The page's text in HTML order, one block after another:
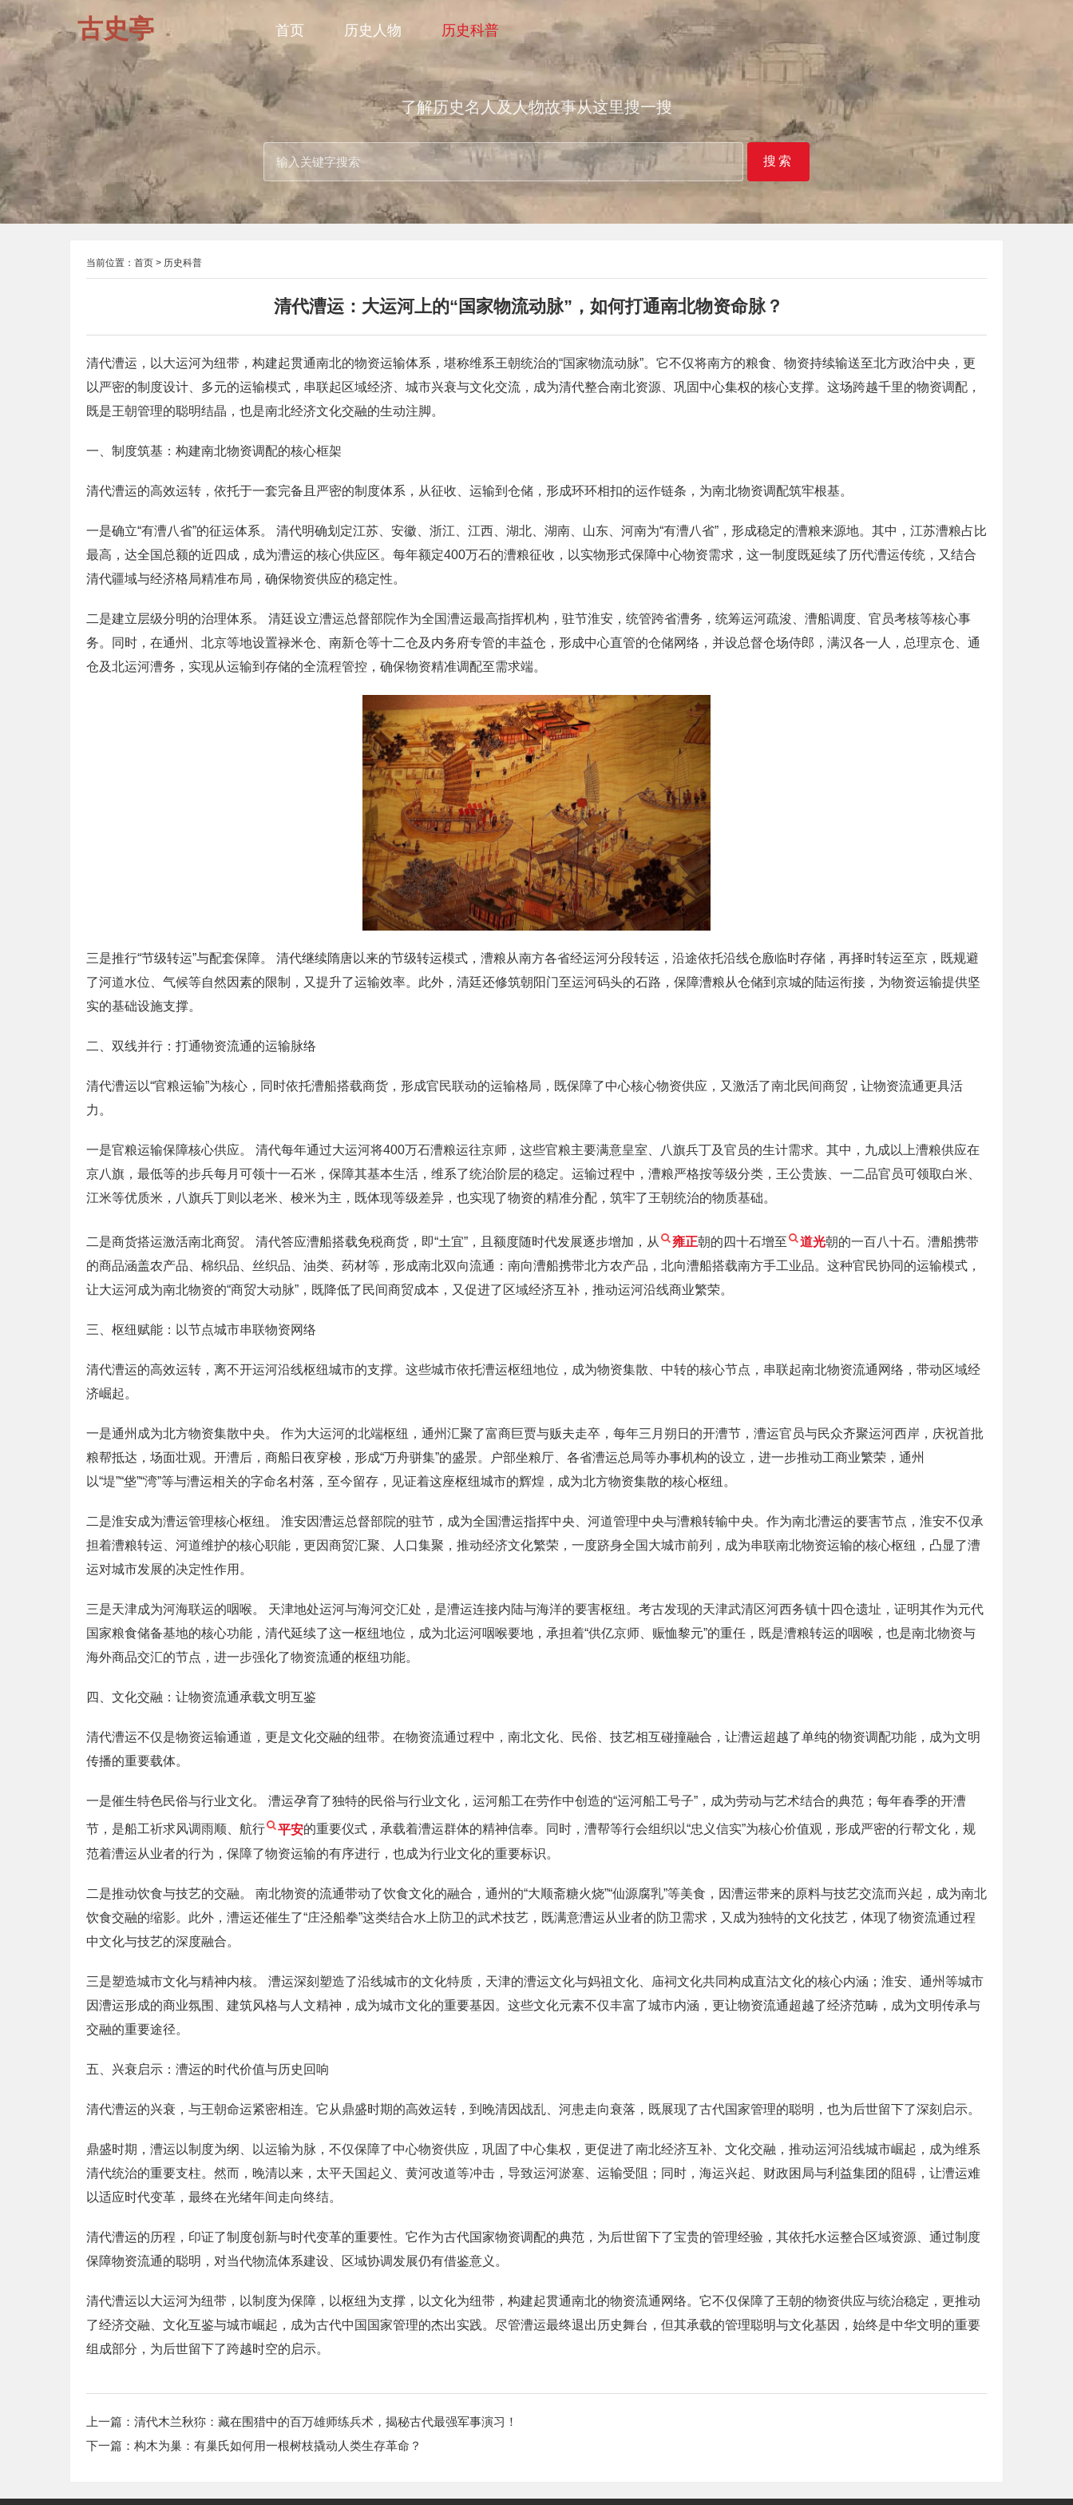
古史亭 首页 历史人物 历史科普
了解历史名人及人物故事从这里搜一搜
搜索
当前位置： 首页 > 历史科普
清代漕运：大运河上的“国家物流动脉”，如何打通南北物资命脉？
清代漕运，以大运河为纽带，构建起贯通南北的物资运输体系，堪称维系王朝统治的“国家物流动脉”。它不仅将南方的粮食、物资持续输送至北方政治中央，更
以严密的制度设计、多元的运输模式，串联起区域经济、城市兴衰与文化交流，成为清代整合南北资源、巩固中心集权的核心支撑。这场跨越千里的物资调配，
既是王朝管理的聪明结晶，也是南北经济文化交融的生动注脚。
一、制度筑基：构建南北物资调配的核心框架
清代漕运的高效运转，依托于一套完备且严密的制度体系，从征收、运输到仓储，形成环环相扣的运作链条，为南北物资调配筑牢根基。
一是确立“有漕八省”的征运体系。 清代明确划定江苏、安徽、浙江、江西、湖北、湖南、山东、河南为“有漕八省”，形成稳定的漕粮来源地。其中，江苏漕粮占比
最高，达全国总额的近四成，成为漕运的核心供应区。每年额定400万石的漕粮征收，以实物形式保障中心物资需求，这一制度既延续了历代漕运传统，又结合
清代疆域与经济格局精准布局，确保物资供应的稳定性。
二是建立层级分明的治理体系。 清廷设立漕运总督部院作为全国漕运最高指挥机构，驻节淮安，统管跨省漕务，统筹运河疏浚、漕船调度、官员考核等核心事
务。同时，在通州、北京等地设置禄米仓、南新仓等十二仓及内务府专管的丰益仓，形成中心直管的仓储网络，并设总督仓场侍郎，满汉各一人，总理京仓、通
仓及北运河漕务，实现从运输到存储的全流程管控，确保物资精准调配至需求端。
三是推行“节级转运”与配套保障。 清代继续隋唐以来的节级转运模式，漕粮从南方各省经运河分段转运，沿途依托沿线仓廒临时存储，再择时转运至京，既规避
了河道水位、气候等自然因素的限制，又提升了运输效率。此外，清廷还修筑朝阳门至运河码头的石路，保障漕粮从仓储到京城的陆运衔接，为物资运输提供坚
实的基础设施支撑。
二、双线并行：打通物资流通的运输脉络
清代漕运以“官粮运输”为核心，同时依托漕船搭载商货，形成官民联动的运输格局，既保障了中心核心物资供应，又激活了南北民间商贸，让物资流通更具活
力。
一是官粮运输保障核心供应。 清代每年通过大运河将400万石漕粮运往京师，这些官粮主要满意皇室、八旗兵丁及官员的生计需求。其中，九成以上漕粮供应在
京八旗，最低等的步兵每月可领十一石米，保障其基本生活，维系了统治阶层的稳定。运输过程中，漕粮严格按等级分类，王公贵族、一二品官员可领取白米、
江米等优质米，八旗兵丁则以老米、梭米为主，既体现等级差异，也实现了物资的精准分配，筑牢了王朝统治的物质基础。
二是商货搭运激活南北商贸。 清代答应漕船搭载免税商货，即“土宜”，且额度随时代发展逐步增加，从 雍正朝的四十石增至 道光朝的一百八十石。漕船携带
的商品涵盖农产品、棉织品、丝织品、油类、药材等，形成南北双向流通：南向漕船携带北方农产品，北向漕船搭载南方手工业品。这种官民协同的运输模式，
让大运河成为南北物资的“商贸大动脉”，既降低了民间商贸成本，又促进了区域经济互补，推动运河沿线商业繁荣。
三、枢纽赋能：以节点城市串联物资网络
清代漕运的高效运转，离不开运河沿线枢纽城市的支撑。这些城市依托漕运枢纽地位，成为物资集散、中转的核心节点，串联起南北物资流通网络，带动区域经
济崛起。
一是通州成为北方物资集散中央。 作为大运河的北端枢纽，通州汇聚了富商巨贾与贩夫走卒，每年三月朔日的开漕节，漕运官员与民众齐聚运河西岸，庆祝首批
粮帮抵达，场面壮观。开漕后，商船日夜穿梭，形成“万舟骈集”的盛景。户部坐粮厅、各省漕运总局等办事机构的设立，进一步推动工商业繁荣，通州
以“堤”“垡”“湾”等与漕运相关的字命名村落，至今留存，见证着这座枢纽城市的辉煌，成为北方物资集散的核心枢纽。
二是淮安成为漕运管理核心枢纽。 淮安因漕运总督部院的驻节，成为全国漕运指挥中央、河道管理中央与漕粮转输中央。作为南北漕运的要害节点，淮安不仅承
担着漕粮转运、河道维护的核心职能，更因商贸汇聚、人口集聚，推动经济文化繁荣，一度跻身全国大城市前列，成为串联南北物资运输的核心枢纽，凸显了漕
运对城市发展的决定性作用。
三是天津成为河海联运的咽喉。 天津地处运河与海河交汇处，是漕运连接内陆与海洋的要害枢纽。考古发现的天津武清区河西务镇十四仓遗址，证明其作为元代
国家粮食储备基地的核心功能，清代延续了这一枢纽地位，成为北运河咽喉要地，承担着“供亿京师、赈恤黎元”的重任，既是漕粮转运的咽喉，也是南北物资与
海外商品交汇的节点，进一步强化了物资流通的枢纽功能。
四、文化交融：让物资流通承载文明互鉴
清代漕运不仅是物资运输通道，更是文化交融的纽带。在物资流通过程中，南北文化、民俗、技艺相互碰撞融合，让漕运超越了单纯的物资调配功能，成为文明
传播的重要载体。
一是催生特色民俗与行业文化。 漕运孕育了独特的民俗与行业文化，运河船工在劳作中创造的“运河船工号子”，成为劳动与艺术结合的典范；每年春季的开漕
节，是船工祈求风调雨顺、航行 平安的重要仪式，承载着漕运群体的精神信奉。同时，漕帮等行会组织以“忠义信实”为核心价值观，形成严密的行帮文化，规
范着漕运从业者的行为，保障了物资运输的有序进行，也成为行业文化的重要标识。
二是推动饮食与技艺的交融。 南北物资的流通带动了饮食文化的融合，通州的“大顺斋糖火烧”“仙源腐乳”等美食，因漕运带来的原料与技艺交流而兴起，成为南北
饮食交融的缩影。此外，漕运还催生了“庄泾船拳”这类结合水上防卫的武术技艺，既满意漕运从业者的防卫需求，又成为独特的文化技艺，体现了物资流通过程
中文化与技艺的深度融合。
三是塑造城市文化与精神内核。 漕运深刻塑造了沿线城市的文化特质，天津的漕运文化与妈祖文化、庙祠文化共同构成直沽文化的核心内涵；淮安、通州等城市
因漕运形成的商业氛围、建筑风格与人文精神，成为城市文化的重要基因。这些文化元素不仅丰富了城市内涵，更让物资流通超越了经济范畴，成为文明传承与
交融的重要途径。
五、兴衰启示：漕运的时代价值与历史回响
清代漕运的兴衰，与王朝命运紧密相连。它从鼎盛时期的高效运转，到晚清因战乱、河患走向衰落，既展现了古代国家管理的聪明，也为后世留下了深刻启示。
鼎盛时期，漕运以制度为纲、以运输为脉，不仅保障了中心物资供应，巩固了中心集权，更促进了南北经济互补、文化交融，推动运河沿线城市崛起，成为维系
清代统治的重要支柱。然而，晚清以来，太平天国起义、黄河改道等冲击，导致运河淤塞、运输受阻；同时，海运兴起、财政困局与利益集团的阻碍，让漕运难
以适应时代变革，最终在光绪年间走向终结。
清代漕运的历程，印证了制度创新与时代变革的重要性。它作为古代国家物资调配的典范，为后世留下了宝贵的管理经验，其依托水运整合区域资源、通过制度
保障物资流通的聪明，对当代物流体系建设、区域协调发展仍有借鉴意义。
清代漕运以大运河为纽带，以制度为保障，以枢纽为支撑，以文化为纽带，构建起贯通南北的物资流通网络。它不仅保障了王朝的物资供应与统治稳定，更推动
了经济交融、文化互鉴与城市崛起，成为古代中国国家管理的杰出实践。尽管漕运最终退出历史舞台，但其承载的管理聪明与文化基因，始终是中华文明的重要
组成部分，为后世留下了跨越时空的启示。
上一篇： 清代木兰秋狝：藏在围猎中的百万雄师练兵术，揭秘古代最强军事演习！
下一篇： 构木为巢：有巢氏如何用一根树枝撬动人类生存革命？